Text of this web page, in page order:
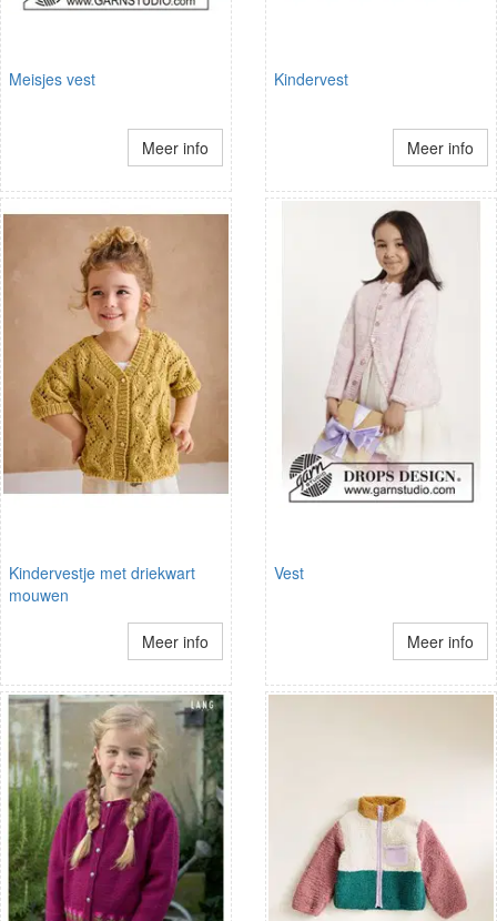
Meisjes vest
Meer info
Kindervest
Meer info
Kindervestje met driekwart
mouwen
Meer info
Vest
Meer info